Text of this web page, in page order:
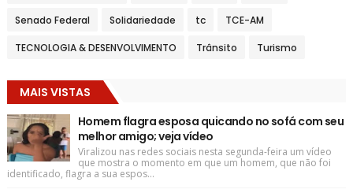
Senado Federal Solidariedade tc TCE-AM
TECNOLOGIA & DESENVOLVIMENTO Trânsito Turismo
MAIS VISTAS
Homem flagra esposa quicando no sofá com seu
melhor amigo; veja vídeo
Viralizou nas redes sociais nesta segunda-feira um vídeo
que mostra o momento em que um homem, que não foi
identificado, flagra a sua espos...